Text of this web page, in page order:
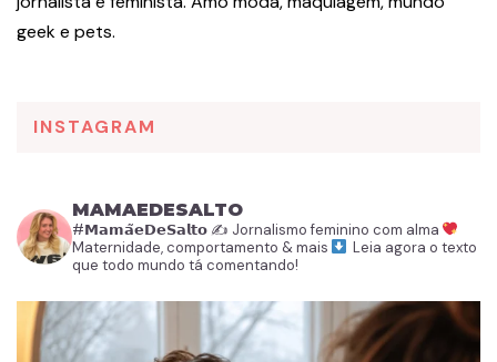
geek e pets.
INSTAGRAM
MAMAEDESALTO
#𝗠𝗮𝗺𝗮̃𝗲𝗗𝗲𝗦𝗮𝗹𝘁𝗼 ✍️ Jornalismo feminino com alma
Maternidade, comportamento & mais
Leia agora o texto
que todo mundo tá comentando!